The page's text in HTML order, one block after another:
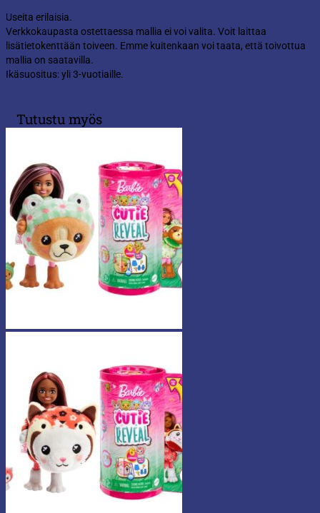
Useita erilaisia.
Verkkokaupasta ostettaessa mallia ei voi valita. Voit laittaa
lisätietokenttään toiveen. Emme kuitenkaan voi taata, että toivottua
mallia on saatavilla.
Ikäsuositus: yli 3-vuotiaille.
Tutustu myös